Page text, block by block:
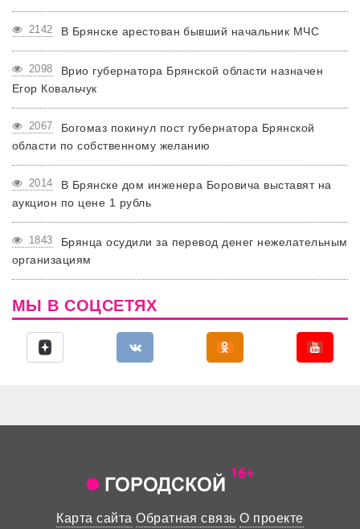
2142 В Брянске арестован бывший начальник МЧС
2098
Врио губернатора Брянской области назначен
Егор Ковальчук
2067
Богомаз покинул пост губернатора Брянской
области по собственному желанию
2014
В Брянске дом инженера Боровича выставят на
аукцион по цене 1 рубль
1843
Брянца осудили за перевод денег нежелательным
организациям
МЫ В СОЦСЕТЯХ
Карта сайта Обратная связь О проекте